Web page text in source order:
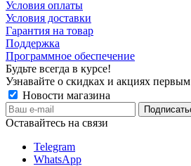
Условия оплаты
Условия доставки
Гарантия на товар
Поддержка
Программное обеспечение
Будьте всегда в курсе!
Узнавайте о скидках и акциях первым
Новости магазина
Оставайтесь на связи
Telegram
WhatsApp